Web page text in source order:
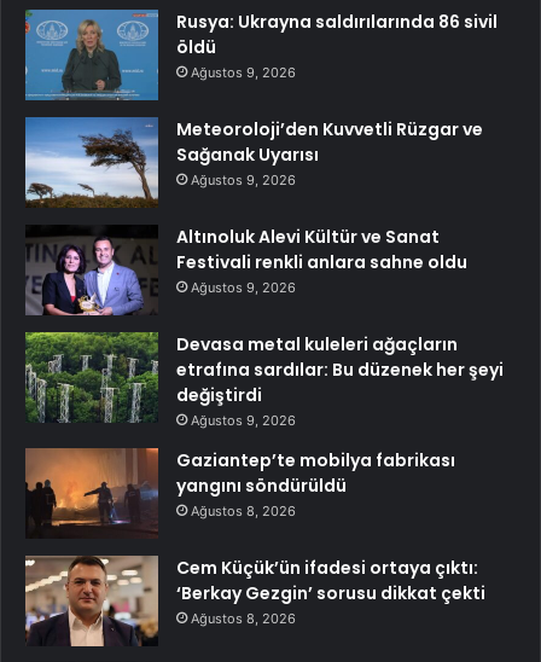
Rusya: Ukrayna saldırılarında 86 sivil
öldü
Ağustos 9, 2026
Meteoroloji’den Kuvvetli Rüzgar ve
Sağanak Uyarısı
Ağustos 9, 2026
Altınoluk Alevi Kültür ve Sanat
Festivali renkli anlara sahne oldu
Ağustos 9, 2026
Devasa metal kuleleri ağaçların
etrafına sardılar: Bu düzenek her şeyi
değiştirdi
Ağustos 9, 2026
Gaziantep’te mobilya fabrikası
yangını söndürüldü
Ağustos 8, 2026
Cem Küçük’ün ifadesi ortaya çıktı:
‘Berkay Gezgin’ sorusu dikkat çekti
Ağustos 8, 2026